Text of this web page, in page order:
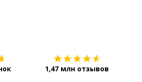
1,47 млн отзывов